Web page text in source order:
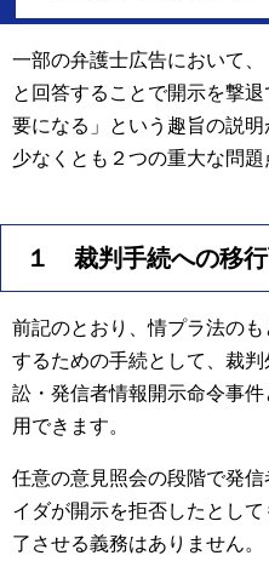
一部の弁護士広告において
と回答することで開示を撃
要になる」という趣旨の説
少なくとも２つの重大な問題
１ 裁判手続への移
前記のとおり、情プラ法の
するための手続として、裁
訟・発信者情報開示命令事
用できます。
任意の意見照会の段階で発
イダが開示を拒否したとし
了させる義務はありません。